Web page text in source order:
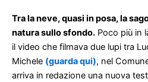
Tra la neve, quasi in posa, la
natura sullo sfondo. Poco più in
il video che filmava due lupi tra
Michele (guarda qui), nel
arriva in redazione una nuova